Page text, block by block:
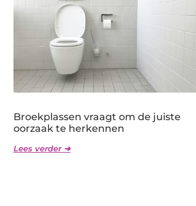
Broekplassen vraagt om de juiste
oorzaak te herkennen
Lees verder ➜